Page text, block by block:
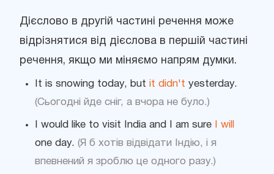
Дієслово в другій частині речення може
відрізнятися від дієслова в першій частині
речення, якщо ми міняємо напрям думки.
It is snowing today, butit didn't yesterday.
(Сьогодні йде сніг, а вчора не було.)
I would like to visit India and I am sure
I will
one day.(Я б хотів відвідати Індію, і я
впевнений я зроблю це одного разу.)